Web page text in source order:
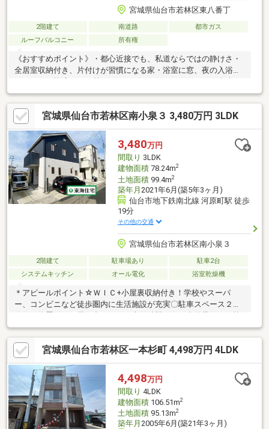
宮城県仙台市若林区東八番丁
2階建て 南道路
都市ガス
ルーフバルコニー
所有権
《おすすめポイント》・都心近接でも、私道ならではの静けさ・
全居室収納付き、片付けが習慣になる家・浴室に窓、夜の入浴も
くつろぎを分けられる・3口コンロと食洗機、平日の家事が軽快・
2016年築、設備も間取りも今どき仕様・トイレ2ヶ所で、朝の身
支度が重ならない《周辺環境》・みやぎ生協 新寺店徒歩6分・仙
台駅徒歩16分《ご予約・ご案内について》お仕事終わりや、ご出
勤前などの早朝・夜間の営業時間外でもあなたのご要望に合わせ
て、ご対応させて頂きます！
宮城県仙台市若林区南小泉３ 3,480万円 3LDK
3,480万円
間取り 3LDK
建物面積78.24m2
土地面積99.4m2
築年月 2021年6月(築5年3ヶ月)
仙台市地下鉄南北線 河原町駅 徒歩
19分
その他の交通
宮城県仙台市若林区南小泉３
2階建て 駐車場あり
駐車2台
システムキッチン
オール電化 浴室乾燥機
＊アピールポイント☆ＷＩＣ+小屋裏収納付き！学校やスーパ
ー、コンビニなど徒歩圏内に生活施設が充実〇駐車スペース２台
力をお願いいたします。＊ライフインフォメーション☆古城小学
校：徒歩10分南小泉中学校：徒歩9分ヨークベニマル遠見塚店：
車約4分＊購入サポート情報☆お客様のご希望・弊社おすすめの
金融機関での住宅ローン事前審査を行えます（無料）既存ローン
がある方や借入金額の目安が知りたい人もお気軽にご相談下さい♪
宮城県仙台市若林区一本杉町 4,498万円 4LDK
4,498万円
間取り 4LDK
建物面積106.51m2
土地面積95.13m2
築年月 2005年6月(築21年3ヶ月)